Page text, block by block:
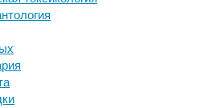
в одной пицце
конфликта полов
иммунной
хронической